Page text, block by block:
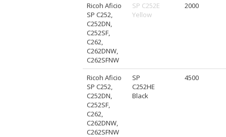
Ricoh Aficio
SP C252,
C252DN,
C252SF,
C262,
C262DNW,
C262SFNW
SP C252E
Yellow
2000
Ricoh Aficio
SP C252,
C252DN,
C252SF,
C262,
C262DNW,
C262SFNW
SP
C252HE
Black
4500